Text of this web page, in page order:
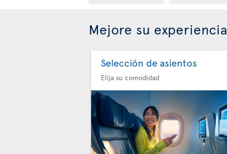
Mejore su
Selección de asientos
Elija su comodidad